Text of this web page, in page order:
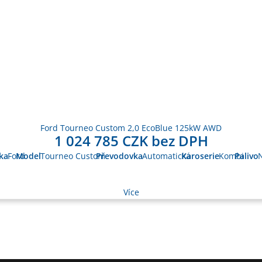
Ford Tourneo Custom 2,0 EcoBlue 125kW AWD
1 024 785 CZK bez DPH
FordModelTourneo CustomPřevodovkaAutomatickáKaroserieKombiPalivo
Více